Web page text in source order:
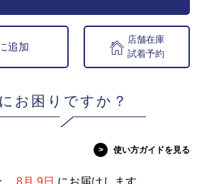
追加
店舗在庫
試着予約
お困りですか？
> 使い方ガイドを見る
8月 9日 にお届けします。